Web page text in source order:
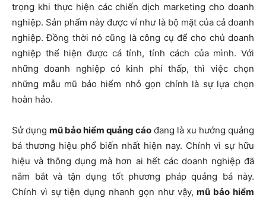
trọng khi thực hiện các chiến dịch marketing cho doanh
nghiệp. Sản phẩm này được ví như là bộ mặt của cả doanh
nghiệp. Đồng thời nó cũng là công cụ để cho chủ doanh
nghiệp thể hiện được cá tính, tính cách của mình. Với
những doanh nghiệp có kinh phí thấp, thì việc chọn
những mẫu mũ bảo hiểm nhỏ gọn chính là sự lựa chọn
hoàn hảo.
Sử dụng mũ bảo hiểm quảng cáo đang là xu hướng quảng
bá thương hiệu phổ biến nhất hiện nay. Chính vì sự hữu
hiệu và thông dụng mà hơn ai hết các doanh nghiệp đã
nắm bắt và tận dụng tốt phương pháp quảng bá này.
Chính vì sự tiện dụng nhanh gọn như vậy,mũ bảo hiểm